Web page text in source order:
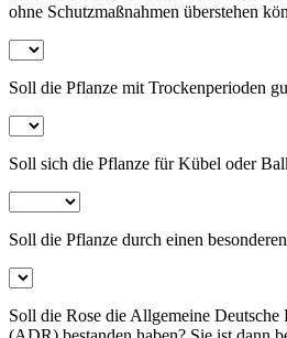
ohne Schutzmaßnahmen überstehen
Soll die Pflanze mit Trockenperioden
Soll sich die Pflanze für Kübel oder
Soll die Pflanze durch einen
Soll die Rose die Allgemeine Deutsche